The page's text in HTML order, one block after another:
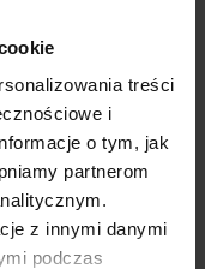
treści
i
o tym, jak
partnerom
z innymi danymi
podczas